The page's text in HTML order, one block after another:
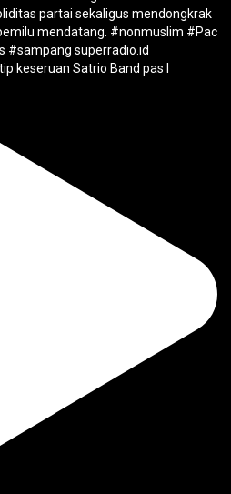
keseruan Satrio Band pas l